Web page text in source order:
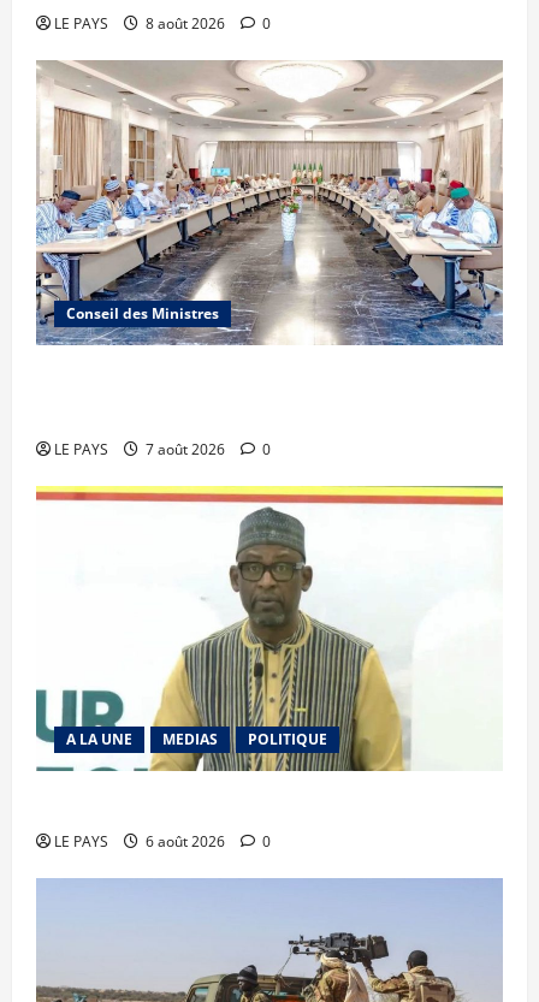
LE PAYS 8 août 2026 0
Conseil des Ministres
LE PAYS 7 août 2026 0
A LA UNE MEDIAS POLITIQUE
LE PAYS 6 août 2026 0